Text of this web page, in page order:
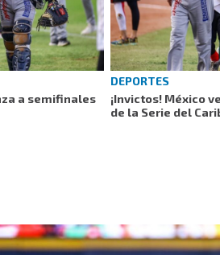
a semifinales
DEPORTES
¡Invictos! México
de la Serie del